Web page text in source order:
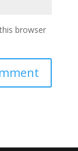
browser